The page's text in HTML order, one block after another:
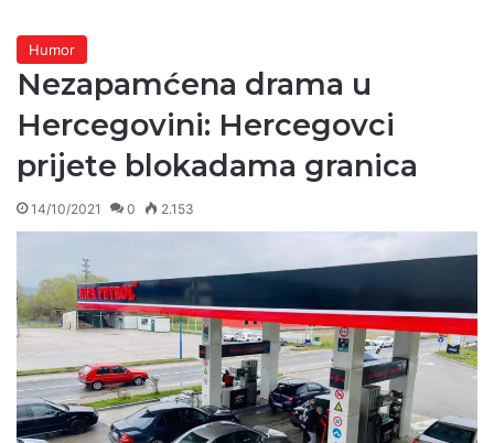
Humor
Nezapamćena drama u
Hercegovini: Hercegovci
prijete blokadama granica
14/10/2021 0 2.153